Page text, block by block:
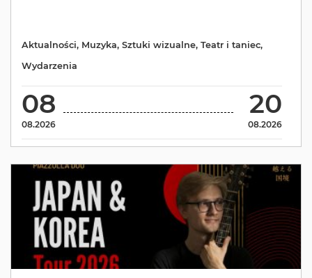
08
08.2026
20
08.2026
Aktualności, Muzyka, Sztuki wizualne, Teatr i taniec,
Wydarzenia